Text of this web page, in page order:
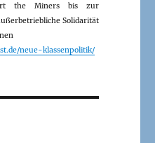
the Miners bis zur
Solidarität
neue-klassenpolitik/